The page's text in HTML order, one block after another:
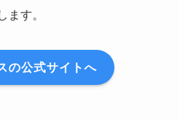
ます。
の公式サイトへ